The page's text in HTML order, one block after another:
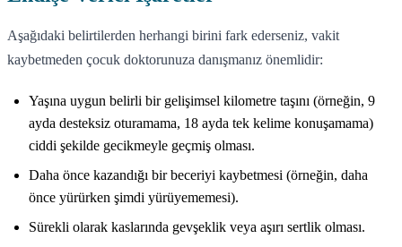
Aşağıdaki belirtilerden herhangi birini fark ederseniz, vakit
kaybetmeden çocuk doktorunuza danışmanız önemlidir:
Yaşına uygun belirli bir gelişimsel kilometre taşını (örneğin, 9
ayda desteksiz oturamama, 18 ayda tek kelime konuşamama)
ciddi şekilde gecikmeyle geçmiş olması.
Daha önce kazandığı bir beceriyi kaybetmesi (örneğin, daha
önce yürürken şimdi yürüyememesi).
Sürekli olarak kaslarında gevşeklik veya aşırı sertlik olması.